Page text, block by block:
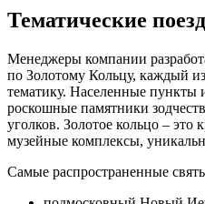
Тематические
Менеджеры компании
по Золотому Кольцу, каждый
тематику. Населенные
роскошные памятники
уголков. Золотое кольцо – это
музейные комплексы,
Самые распространенные